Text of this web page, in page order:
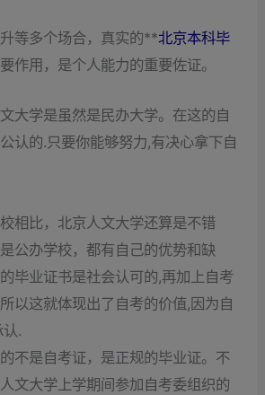
等多个场合，真实的**北京本科毕
作用，是个人能力的重要佐证。
大学是虽然是民办大学。在这的自
认的.只要你能够努力,有决心拿下自
相比，北京人文大学还算是不错
公办学校，都有自己的优势和缺
毕业证书是社会认可的,再加上自考
以这就体现出了自考的价值,因为自
.
不是自考证，是正规的毕业证。不
文大学上学期间参加自考委组织的